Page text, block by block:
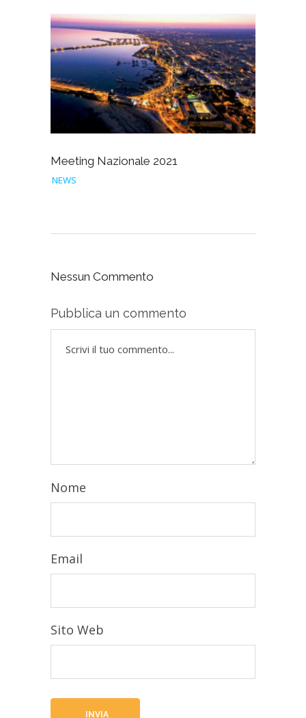
Meeting Nazionale 2021
NEWS
Nessun Commento
Pubblica un commento
Nome
Email
Sito Web
INVIA